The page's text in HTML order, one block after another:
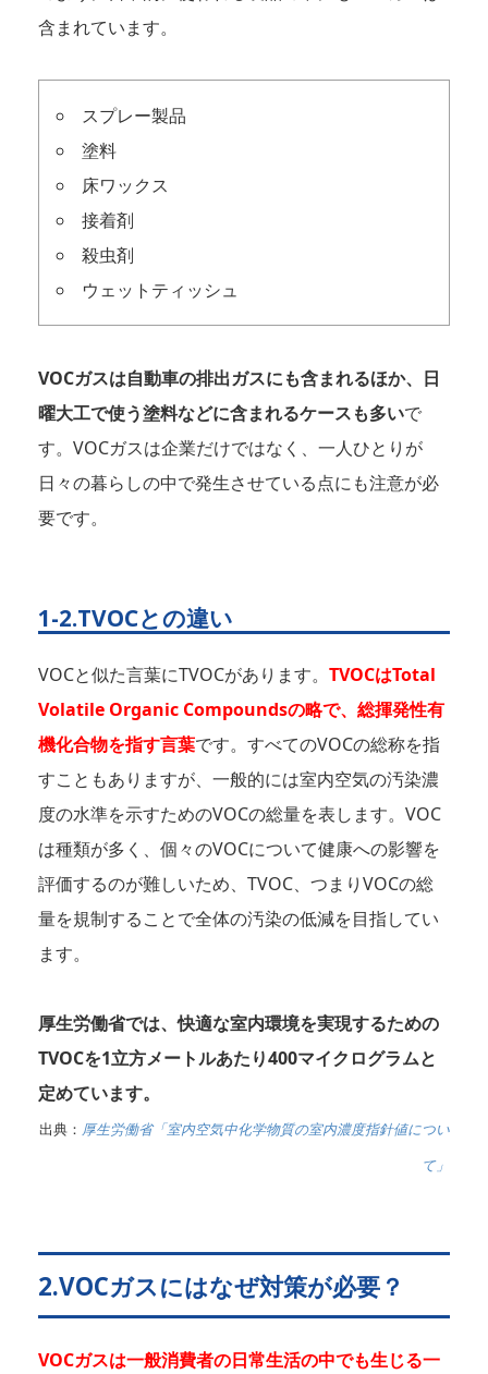
含まれています。
スプレー製品
塗料
床ワックス
接着剤
殺虫剤
ウェットティッシュ
VOCガスは自動車の排出ガスにも含まれるほか、日
曜大工で使う塗料などに含まれるケースも多いで
す。VOCガスは企業だけではなく、一人ひとりが
日々の暮らしの中で発生させている点にも注意が必
要です。
1-2.TVOCとの違い
VOCと似た言葉にTVOCがあります。 TVOCはTotal
Volatile Organic Compoundsの略で、総揮発性有
機化合物を指す言葉です。すべてのVOCの総称を指
すこともありますが、一般的には室内空気の汚染濃
度の水準を示すためのVOCの総量を表します。VOC
は種類が多く、個々のVOCについて健康への影響を
評価するのが難しいため、TVOC、つまりVOCの総
量を規制することで全体の汚染の低減を目指してい
ます。
厚生労働省では、快適な室内環境を実現するための
TVOCを1立方メートルあたり400マイクログラムと
定めています。
出典： 厚生労働省「室内空気中化学物質の室内濃度指針値につい
て」
2.VOCガスにはなぜ対策が必要？
VOCガスは一般消費者の日常生活の中でも生じる一